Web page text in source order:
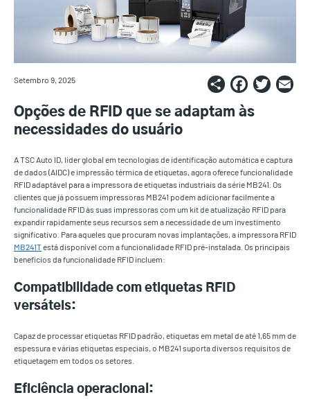
Setembro 9, 2025 Share
Opções de RFID que se adaptam às
necessidades do usuário
A TSC Auto ID, líder global em tecnologias de identificação automática e captura
de dados (AIDC) e impressão térmica de etiquetas, agora oferece funcionalidade
RFID adaptável para a impressora de etiquetas industriais da série MB241. Os
clientes que já possuem impressoras MB241 podem adicionar facilmente a
funcionalidade RFID às suas impressoras com um kit de atualização RFID para
expandir rapidamente seus recursos sem a necessidade de um investimento
significativo. Para aqueles que procuram novas implantações, a impressora RFID
MB241Testá disponível com a funcionalidade RFID pré-instalada. Os principais
benefícios da funcionalidade RFID incluem:
Compatibilidade com etiquetas RFID
versáteis:
Capaz de processar etiquetas RFID padrão, etiquetas em metal de até 1,65 mm de
espessura e várias etiquetas especiais, o MB241 suporta diversos requisitos de
etiquetagem em todos os setores.
Eficiência operacional: